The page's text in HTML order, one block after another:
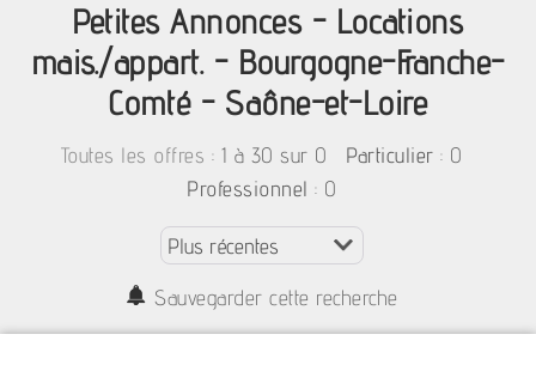
Petites Annonces - Locations
mais./appart. - Bourgogne-Franche-
Comté - Saône-et-Loire
Toutes les offres : 1 à 30 sur 0 Particulier : 0
Professionnel : 0
Sauvegarder cette recherche